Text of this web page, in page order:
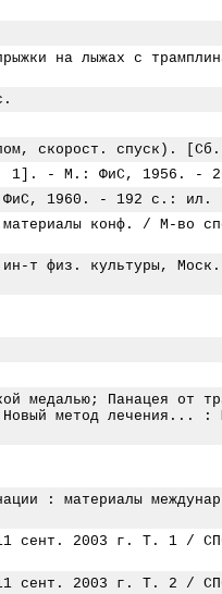
на лыжах с
скорост.
[сб. 1]. - М.: ФиС, 1956. -
ФиС, 1960. - 192 с.: ил.
конф. / М-во
т физ. культуры,
медалью; Панацея от
Новый метод
: материалы
сент. 2003 г. Т. 1 /
сент. 2003 г. Т. 2 /